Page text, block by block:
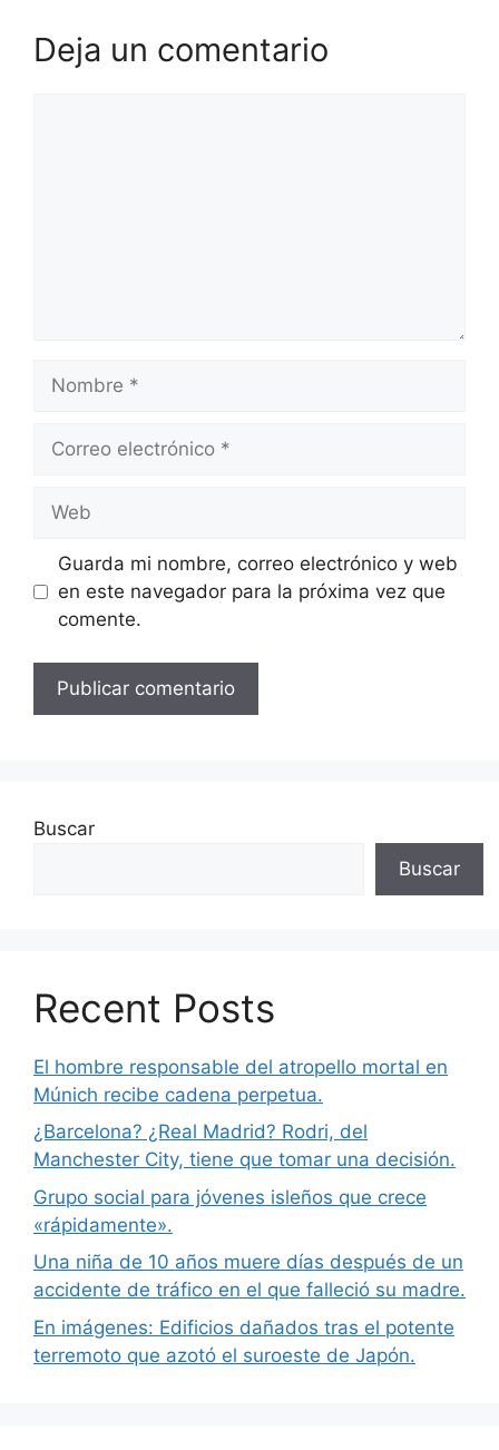
Deja un comentario
Nombre
Correo
Web
Guarda mi nombre, correo electrónico y web
en este navegador para la próxima vez que
comente.
Buscar
Buscar
Recent Posts
El hombre responsable del atropello mortal en
Múnich recibe cadena perpetua.
¿Barcelona? ¿Real Madrid? Rodri, del
Manchester City, tiene que tomar una decisión.
Grupo social para jóvenes isleños que crece
«rápidamente».
Una niña de 10 años muere días después de un
accidente de tráfico en el que falleció su madre.
En imágenes: Edificios dañados tras el potente
terremoto que azotó el suroeste de Japón.